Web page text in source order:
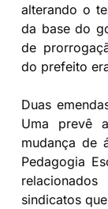
alterando o
da base do
de
do prefeito
Duas
Uma prevê
mudança de
Pedagogia
sindicatos